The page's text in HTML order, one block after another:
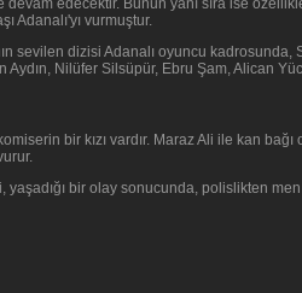
edecektir. Bunun yanı sıra ise
Adanalı'yı vurmuştur.
sevilen dizisi Adanalı oyuncu
Nilüfer Silsüpür, Ebru Şam, Alican
bir kızı vardır. Maraz Ali ile kan
yaşadığı bir olay sonucunda, polislikten